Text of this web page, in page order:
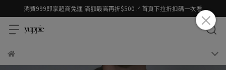
消費999即享超商免運 滿額最高再折$500 .ᐟ 首頁下拉折扣碼一次看